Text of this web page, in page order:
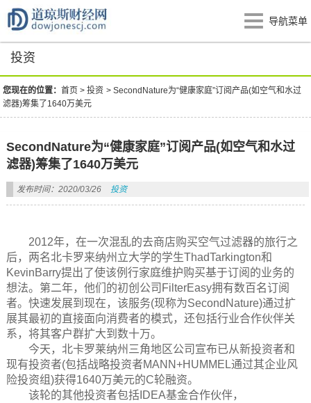
导航菜单
投资
您现在的位置：首页 >投资 >SecondNature为“健康家庭”订阅产品(如空气和水过
滤器)筹集了1640万美元
SecondNature为“健康家庭”订阅产品(如空气和水过
滤器)筹集了1640万美元
发布时间：2020/03/26 投资
2012年，在一次混乱的去商店购买空气过滤器的旅行之
后，两名北卡罗来纳州立大学的学生ThadTarkington和
KevinBarry提出了使该例行家庭维护购买基于订阅的业务的
想法。第二年，他们的初创公司FilterEasy拥有数百名订阅
者。快速发展到现在，该服务(现称为SecondNature)通过扩
展其最初的直接面向消费者的模式，还包括行业合作伙伴关
系，将其客户群扩大到数十万。
今天，北卡罗莱纳州三角地区公司宣布已从新投资者和
现有投资者(包括战略投资者MANN+HUMMEL通过其企业风
险投资组)获得1640万美元的C轮融资。
该轮的其他投资者包括IDEA基金合作伙伴，